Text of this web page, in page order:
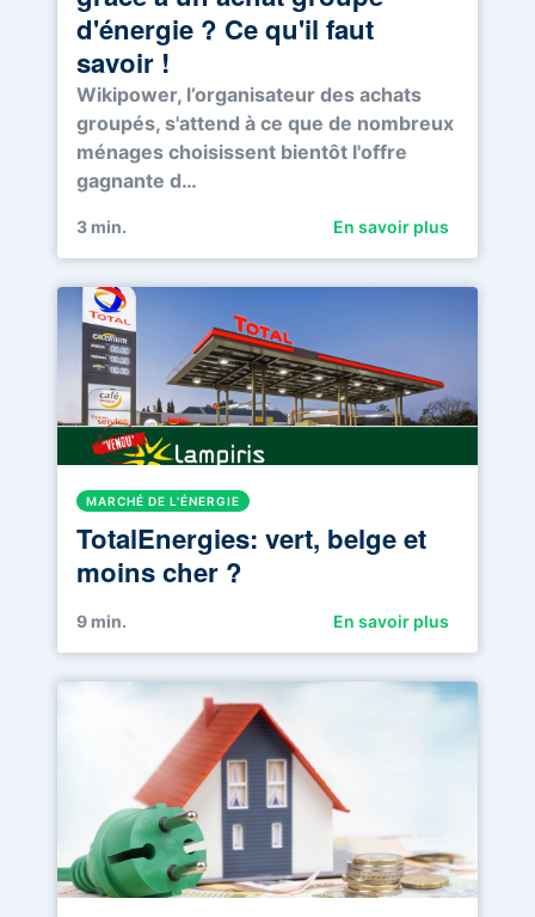
d'énergie ? Ce qu'il faut
savoir !
Wikipower, l’organisateur des achats
groupés, s'attend à ce que de nombreux
ménages choisissent bientôt l'offre
gagnante d…
3 min. En savoir plus
MARCHÉ DE L'ÉNERGIE
TotalEnergies: vert, belge et
moins cher ?
9 min. En savoir plus